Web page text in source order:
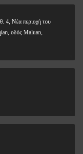
4, Νέα περιοχή του
οδός Maluan,